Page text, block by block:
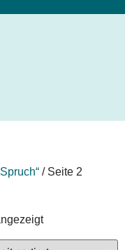
/ Seite 2